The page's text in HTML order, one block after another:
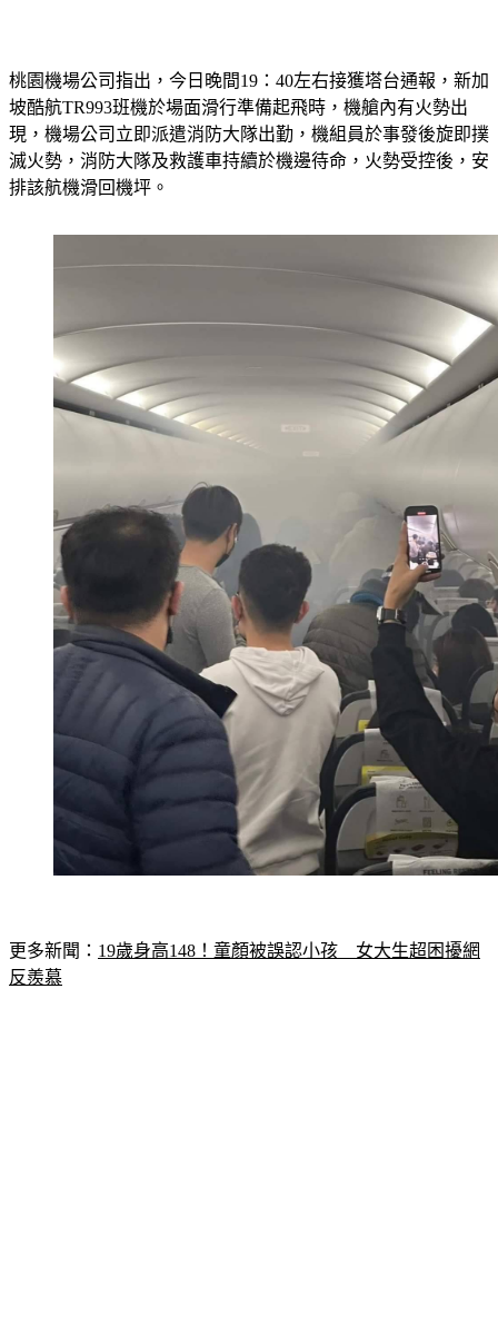
桃園機場公司指出，今日晚間19：40左右接獲塔台通報，新加
坡酷航TR993班機於場面滑行準備起飛時，機艙內有火勢出
現，機場公司立即派遣消防大隊出勤，機組員於事發後旋即撲
滅火勢，消防大隊及救護車持續於機邊待命，火勢受控後，安
排該航機滑回機坪。
更多新聞： 19歲身高148！童顏被誤認小孩　女大生超困擾網
反羨慕